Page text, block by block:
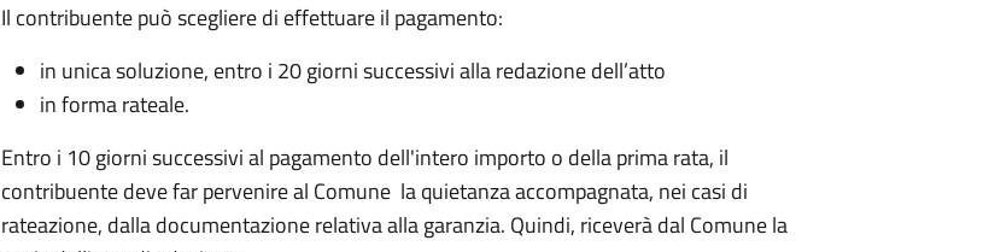
Il contribuente può scegliere di effettuare il pagamento:
in unica soluzione, entro i 20 giorni successivi alla redazione dell’atto
in forma rateale.
Entro i 10 giorni successivi al pagamento dell'intero importo o della prima rata, il
contribuente deve far pervenire al Comune la quietanza accompagnata, nei casi di
rateazione, dalla documentazione relativa alla garanzia. Quindi, riceverà dal Comune la